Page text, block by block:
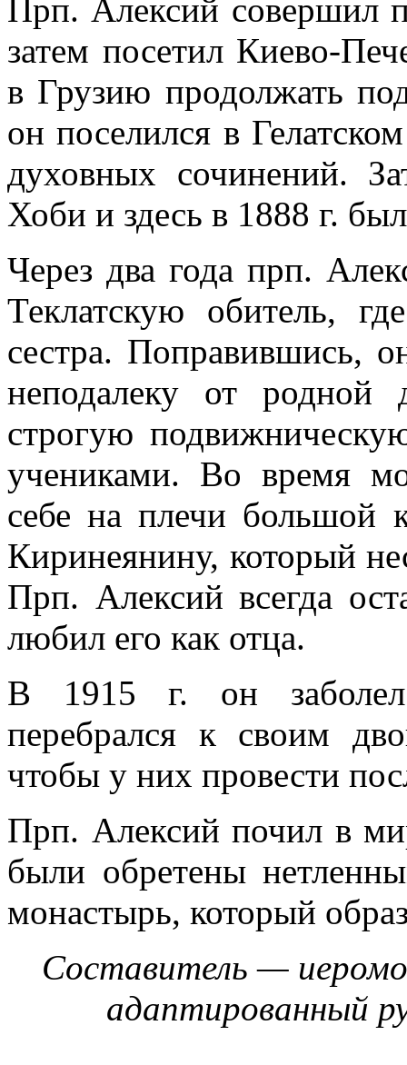
Прп. Алексий совершил
затем посетил Киево-
в Грузию продолжать
он поселился в
духовных сочинений.
Хоби и здесь в 1888 г.
Через два года прп.
Теклатскую обитель,
сестра. Поправившись,
неподалеку от родной
строгую
учениками. Во время
себе на плечи большой
Киринеянину, который
Прп. Алексий всегда
любил его как отца.
В 1915 г. он
перебрался к своим
чтобы у них провести
Прп. Алексий почил в
были обретены
монастырь, который
Составитель —
адаптированный